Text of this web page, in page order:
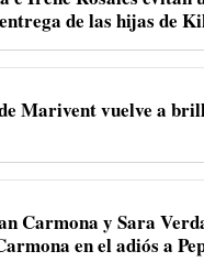
de las hijas de
Marivent vuelve a
Carmona y Sara
en el adiós a